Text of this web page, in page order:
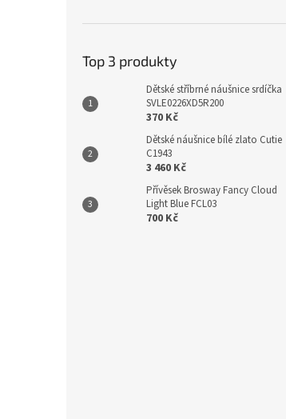
Top 3 produkty
Dětské stříbrné náušnice srdíčka
SVLE0226XD5R200
370 Kč
Dětské náušnice bílé zlato Cutie
C1943
3 460 Kč
Přívěsek Brosway Fancy Cloud
Light Blue FCL03
700 Kč